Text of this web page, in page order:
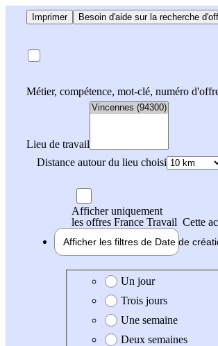
Imprimer Besoin d'aide sur la recherche
Métier, compétence, mot-clé, numéro
Lieu de travail
Distance autour du lieu choisi
Afficher uniquement
les offres France Travail Cette
Afficher les filtres de Date de
Date de création de l'offre
Un jour
Trois jours
Une semaine
Deux semaines